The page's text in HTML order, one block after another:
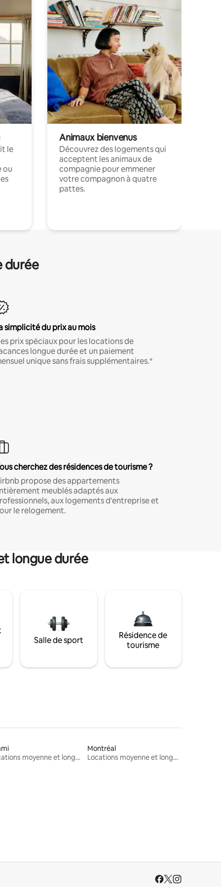
le
ou
Animaux bienvenus
Découvrez des logements qui
acceptent les animaux de
compagnie pour emmener
votre compagnon à quatre
pattes.
durée
simplicité du prix au mois
prix spéciaux pour les locations de
longue durée et un paiement
unique sans frais supplémentaires.*
cherchez des résidences de tourisme ?
propose des appartements
meublés adaptés aux
aux logements d'entreprise et
le relogement.
longue durée
Salle de sport
Résidence de
tourisme
Locations moyenne et longue durée
Montréal
Locations moyenne et longue durée